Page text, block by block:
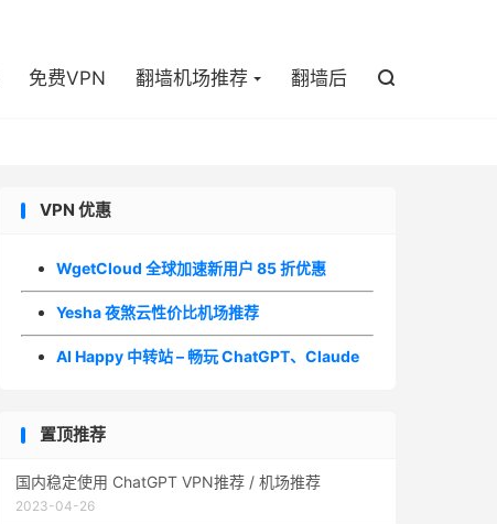
免费VPN 翻墙机场推荐 翻墙后 
VPN 优惠
WgetCloud 全球加速新用户 85 折优惠
Yesha 夜煞云性价比机场推荐
AI Happy 中转站 – 畅玩 ChatGPT、Claude
置顶推荐
国内稳定使用 ChatGPT VPN推荐 / 机场推荐
2023-04-26